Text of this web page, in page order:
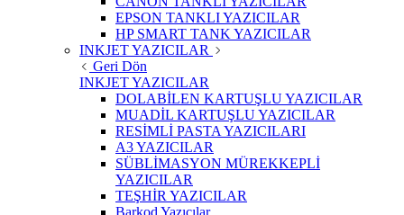
EPSON TANKLI YAZICILAR
HP SMART TANK YAZICILAR
INKJET YAZICILAR
Geri Dön
INKJET YAZICILAR
DOLABİLEN KARTUŞLU YAZICILAR
MUADİL KARTUŞLU YAZICILAR
RESİMLİ PASTA YAZICILARI
A3 YAZICILAR
SÜBLİMASYON MÜREKKEPLİ
YAZICILAR
TEŞHİR YAZICILAR